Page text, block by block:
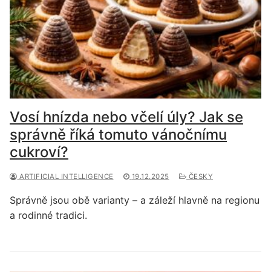
Vosí hnízda nebo včelí úly? Jak se
správně říká tomuto vánočnímu
cukroví?
ARTIFICIAL INTELLIGENCE 19.12.2025 ČESKY
Správně jsou obě varianty – a záleží hlavně na regionu
a rodinné tradici.